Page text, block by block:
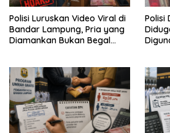
Polisi Luruskan Video Viral di
Bandar Lampung, Pria yang
Diamankan Bukan Begal
Polisi